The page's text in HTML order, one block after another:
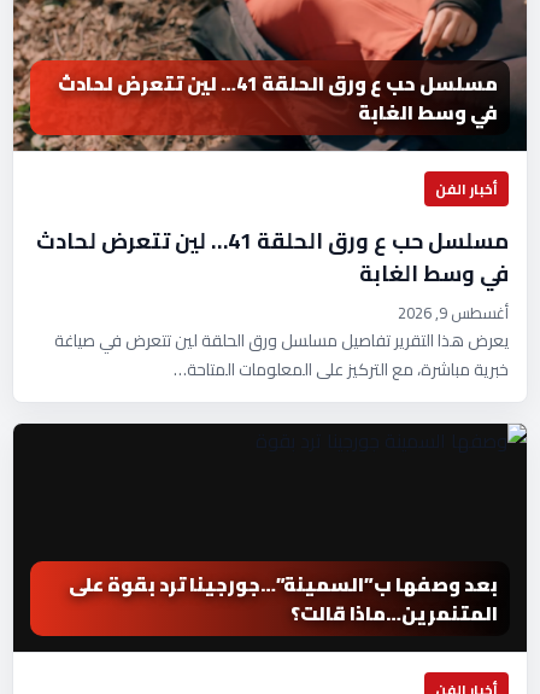
مسلسل حب ع ورق الحلقة 41… لين تتعرض لحادث
في وسط الغابة
أخبار الفن
مسلسل حب ع ورق الحلقة 41… لين تتعرض لحادث
في وسط الغابة
أغسطس 9, 2026
يعرض هذا التقرير تفاصيل مسلسل ورق الحلقة لين تتعرض في صياغة
خبرية مباشرة، مع التركيز على المعلومات المتاحة…
بعد وصفها ب”السمينة”…جورجينا ترد بقوة على
المتنمرين…ماذا قالت؟